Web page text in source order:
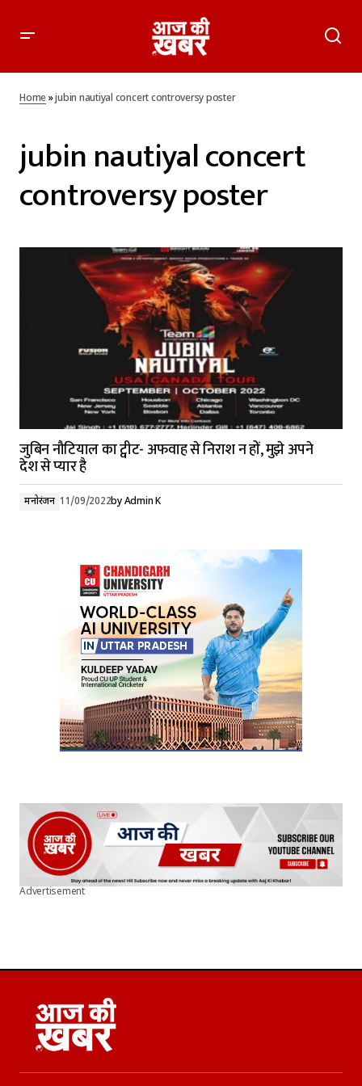
Home»jubin nautiyal concert controversy poster
jubin nautiyal concert
controversy poster
जुबिन नौटियाल का ट्वीट- अफवाह से निराश न हों, मुझे अपने
देश से प्यार है
मनोरंजन 11/09/2022byAdmin K
Advertisement